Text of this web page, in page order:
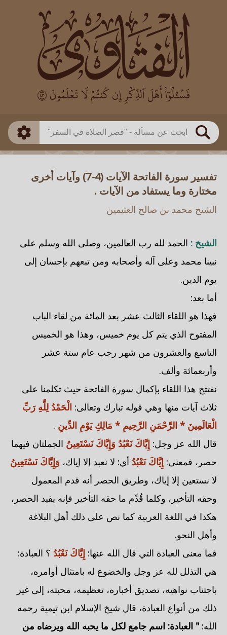
بحث
العالم
بن باز
بن العثيمين
اللجنة الدائمة
طريقة البحث
ذكي
تفسير سورة الفاتحة الآيات (4-7) وآيات أخرى
مختارة وما يستفاد من الآيات .
الشيخ محمد بن صالح العثيمين
الشيخ : الحمد لله رب العالمين، وصلى الله وسلم على
نبينا محمد وعلى آله وأصحابه ومن تبعهم بإحسان إلى
يوم الدين.
أما بعد:
فهذا هو اللقاء الثالث عشر بعد المائة من لقاء الباب
المفتوح الذي يتم كل يوم خميس، وهذا هو الخميس
التاسع والعشرون من شهر رجب عام ستة عشر
وأربعمائة وألف.
نفتتح هذا اللقاء بإكمال سورة الفاتحة حيث تكلمنا على
ثلاث آيات منها وهي قوله تبارك وتعالى: الْحَمْدُ لِلَّهِ رَبِّ
الْعَالَمِينَ * الرَّحْمَنِ الرَّحِيمِ * مَالِكِ يَوْمِ الدِّينِ .
قال الله عز وجل: إِيَّاكَ نَعْبُدُ وَإِيَّاكَ نَسْتَعِينُ الجملتان فيهما
حصر، فمعنى: إِيَّاكَ نَعْبُدُ أي: لا نعبد إلا إياك، وَإِيَّاكَ نَسْتَعِينُ
لا نستعين إلا إياك، وطريق الحصر أنه قدم المعمول
وحقه التأخير، وكلما قُدِّم ما حقه التأخير فإنه يفيد الحصر،
هكذا في اللغة العربية كما نص على ذلك أهل البلاغة
وأهل النحو.
فما معنى العبادة التي قال الله عنها: إِيَّاكَ نَعْبُدُ ؟ العبادة:
هي التذلل لله عز وجل والخضوع له بامتثال أوامره،
باجتناب نواهيه، تصديق أخباره، تعظيمه، محبته، إلى غير
ذلك من أنواع العبادة، قال شيخ الإسلام ابن تيمية رحمه
الله: " العبادة: اسم جامع لكل ما يحبه الله ويرضاه من